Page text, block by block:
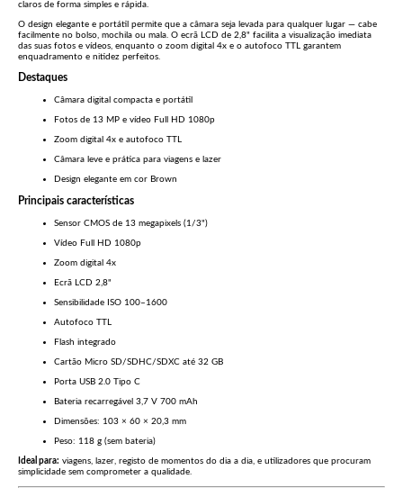
claros de forma simples e rápida.
O design elegante e portátil permite que a câmara seja levada para qualquer lugar — cabe
facilmente no bolso, mochila ou mala. O ecrã LCD de 2,8" facilita a visualização imediata
das suas fotos e vídeos, enquanto o zoom digital 4x e o autofoco TTL garantem
enquadramento e nitidez perfeitos.
Destaques
Câmara digital compacta e portátil
Fotos de 13 MP e vídeo Full HD 1080p
Zoom digital 4x e autofoco TTL
Câmara leve e prática para viagens e lazer
Design elegante em cor Brown
Principais características
Sensor CMOS de 13 megapixels (1/3")
Vídeo Full HD 1080p
Zoom digital 4x
Ecrã LCD 2,8"
Sensibilidade ISO 100–1600
Autofoco TTL
Flash integrado
Cartão Micro SD/SDHC/SDXC até 32 GB
Porta USB 2.0 Tipo C
Bateria recarregável 3,7 V 700 mAh
Dimensões: 103 × 60 × 20,3 mm
Peso: 118 g (sem bateria)
Ideal para: viagens, lazer, registo de momentos do dia a dia, e utilizadores que procuram
simplicidade sem comprometer a qualidade.